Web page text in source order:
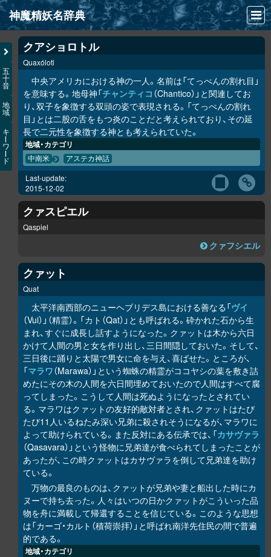
神魔精妖名辞典
NEWS
INFO
文献
検索
凖項目
画像資料便覧
LINK
五
十
音
地
域
キ
ワ
ド
クアショロトル
Quaxólotl
中央アメリカにおける神の一人。名前は「てっぺんの割れ目」
を意味する。地母神「チャンティコ （Chantico）」と関連してお
り、双子を象徴する双頭の姿で表現される。「てっぺんの割れ
目」とは二股の舌をもつ炎のことだと考えられており、その延
長で二元性を象徴する神とも考えられていた。
地域・カテゴリ
中南米 アステカ神話
Last-update:
2015-12-02
クァスピエル
Qaspiel
クァフシエル
クァット
Quat
太平洋南西部のニューヘブリデス島における善なる「ヴイ
（Vui）」（精霊）。「カト（Qat）」とも呼ばれる。砕かれた石から生
まれ、すぐに成長し話すようになった。クァットは木から六日
かけて人間の男と女を作り出し、三日間隠しておいた。そして、
三日後に踊りと太陽で男女に命を与え、喜ばせた。ところが、
「マラワ（Marawa）」という蜘蛛の精霊がココヤシの葉を敷き詰
めたにその木の人間を六日間埋めておいたので人間はすべて腐
ってしまった。こうして人間は死ぬようになったとされてい
る。マラワはクァットの友好的敵対者とされ、クァットはたび
たび11人いるねたみ深い兄弟に殺されそうになるが、マラワに
よって助けられている。また反対にある伝承では、「カサヴァラ
（Qasavara）」という怪物に兄弟達が食べられてしまったことが
あったが、この時クァットはカサヴァラを倒して兄弟達を助け
ている。
万物の最良のものは、クァットが兄弟や妻と船出した時にカ
ヌーで持ち去った。人々はいつの日かクァットがこういった品
物を舟に満載して帰還することを信じている。このような思想
は「カーゴ・カルト（積荷崇拝）」と呼ばれ南洋先住民の間で普遍
的である。
地域・カテゴリ